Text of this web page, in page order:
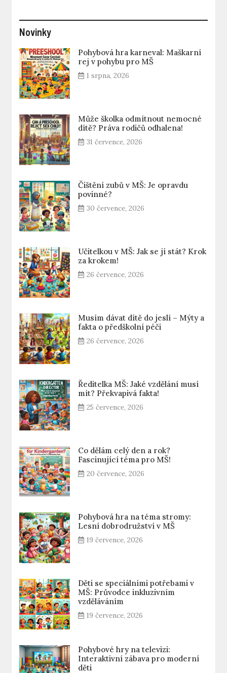
Novinky
Pohybová hra karneval: Maškarní
rej v pohybu pro MŠ
1 srpna, 2026
Může školka odmítnout nemocné
dítě? Práva rodičů odhalena!
31 července, 2026
Čištění zubů v MŠ: Je opravdu
povinné?
30 července, 2026
Učitelkou v MŠ: Jak se jí stát? Krok
za krokem!
26 července, 2026
Musím dávat dítě do jeslí – Mýty a
fakta o předškolní péči
26 července, 2026
Ředitelka MŠ: Jaké vzdělání musí
mít? Překvapivá fakta!
25 července, 2026
Co dělám celý den a rok?
Fascinující téma pro MŠ!
20 července, 2026
Pohybová hra na téma stromy:
Lesní dobrodružství v MŠ
19 července, 2026
Děti se speciálními potřebami v
MŠ: Průvodce inkluzivním
vzděláváním
19 července, 2026
Pohybové hry na televizi:
Interaktivní zábava pro moderní
děti